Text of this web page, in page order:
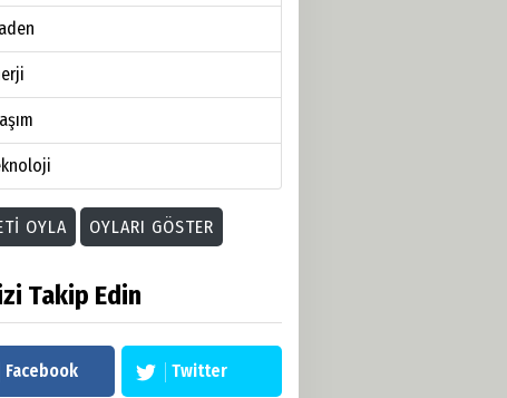
OYLA OYLARI GÖSTER
Takip Edin
Facebook Twitter